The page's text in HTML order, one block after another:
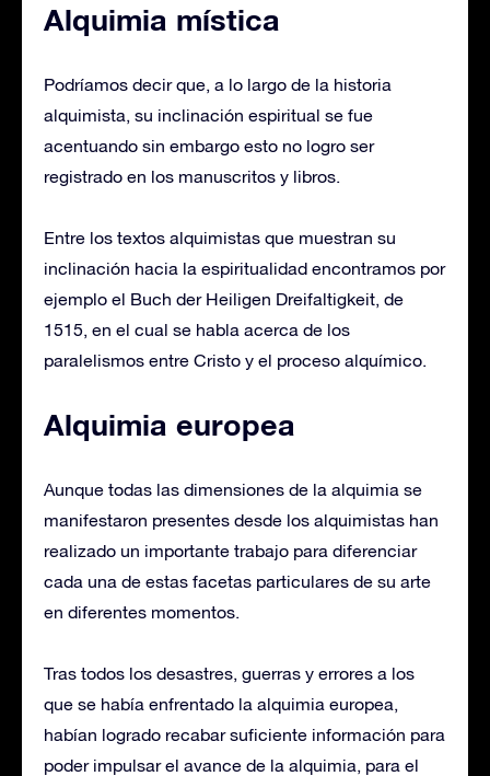
Alquimia mística
Podríamos decir que, a lo largo de la historia
alquimista, su inclinación espiritual se fue
acentuando sin embargo esto no logro ser
registrado en los manuscritos y libros.
Entre los textos alquimistas que muestran su
inclinación hacia la espiritualidad encontramos por
ejemplo el Buch der Heiligen Dreifaltigkeit, de
1515, en el cual se habla acerca de los
paralelismos entre Cristo y el proceso alquímico.
Alquimia europea
Aunque todas las dimensiones de la alquimia se
manifestaron presentes desde los alquimistas han
realizado un importante trabajo para diferenciar
cada una de estas facetas particulares de su arte
en diferentes momentos.
Tras todos los desastres, guerras y errores a los
que se había enfrentado la alquimia europea,
habían logrado recabar suficiente información para
poder impulsar el avance de la alquimia, para el